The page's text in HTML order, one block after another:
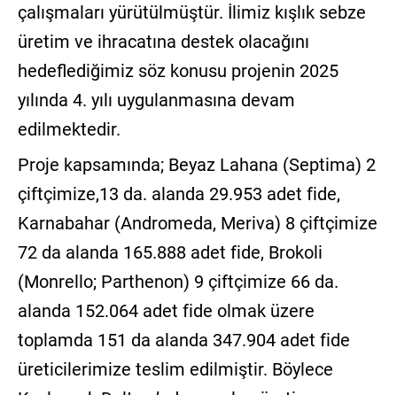
çalışmaları yürütülmüştür. İlimiz kışlık sebze
üretim ve ihracatına destek olacağını
hedeflediğimiz söz konusu projenin 2025
yılında 4. yılı uygulanmasına devam
edilmektedir.
Proje kapsamında; Beyaz Lahana (Septima) 2
çiftçimize,13 da. alanda 29.953 adet fide,
Karnabahar (Andromeda, Meriva) 8 çiftçimize
72 da alanda 165.888 adet fide, Brokoli
(Monrello; Parthenon) 9 çiftçimize 66 da.
alanda 152.064 adet fide olmak üzere
toplamda 151 da alanda 347.904 adet fide
üreticilerimize teslim edilmiştir. Böylece